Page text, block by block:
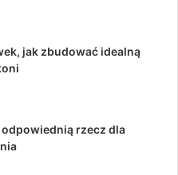
jak zbudować idealną
rzecz dla